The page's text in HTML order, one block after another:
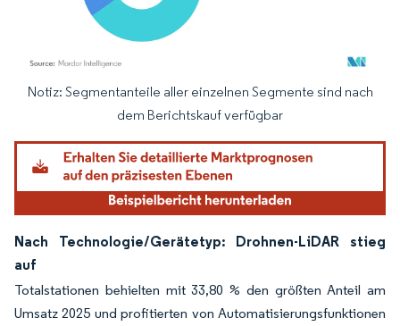
Bild © Mordor Intelligence. Wiederverwendung erfordert Namensnennung
Notiz: Segmentanteile aller einzelnen Segmente sind nach
dem Berichtskauf verfügbar
Nach Technologie/Gerätetyp: Drohnen-LiDAR stieg
auf
Totalstationen behielten mit 33,80 % den größten Anteil am
Umsatz 2025 und profitierten von Automatisierungsfunktionen